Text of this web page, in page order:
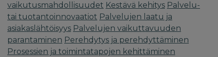
vaikutusmahdollisuudet Kestävä kehitys Palvelu-
tai tuotantoinnovaatiot Palvelujen laatu ja
asiakaslähtöisyys Palvelujen vaikuttavuuden
parantaminen Perehdytys ja perehdyttäminen
Prosessien ja toimintatapojen kehittäminen